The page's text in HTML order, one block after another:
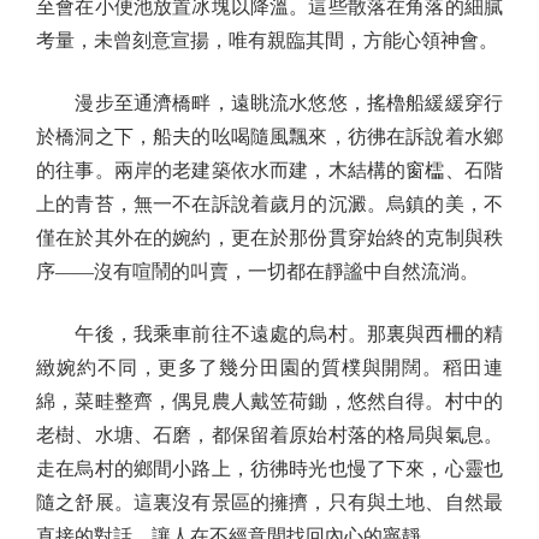
至會在小便池放置冰塊以降溫。這些散落在角落的細膩
考量，未曾刻意宣揚，唯有親臨其間，方能心領神會。
漫步至通濟橋畔，遠眺流水悠悠，搖櫓船緩緩穿行
於橋洞之下，船夫的吆喝隨風飄來，彷彿在訴說着水鄉
的往事。兩岸的老建築依水而建，木結構的窗櫺、石階
上的青苔，無一不在訴說着歲月的沉澱。烏鎮的美，不
僅在於其外在的婉約，更在於那份貫穿始終的克制與秩
序——沒有喧鬧的叫賣，一切都在靜謐中自然流淌。
午後，我乘車前往不遠處的烏村。那裏與西柵的精
緻婉約不同，更多了幾分田園的質樸與開闊。稻田連
綿，菜畦整齊，偶見農人戴笠荷鋤，悠然自得。村中的
老樹、水塘、石磨，都保留着原始村落的格局與氣息。
走在烏村的鄉間小路上，彷彿時光也慢了下來，心靈也
隨之舒展。這裏沒有景區的擁擠，只有與土地、自然最